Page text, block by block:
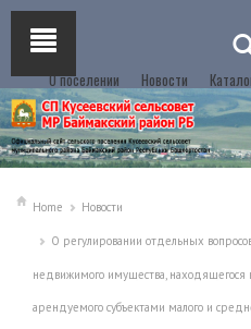
О поселении Новости
Home Новости
О регулировании отдельных
недвижимого имущества, находящегося
арендуемого субъектами малого и